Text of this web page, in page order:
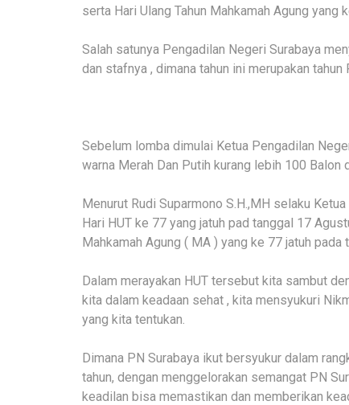
serta Hari Ulang Tahun Mahkamah Agung yang
Salah satunya Pengadilan Negeri Surabaya
dan stafnya , dimana tahun ini merupakan tahun
Sebelum lomba dimulai Ketua Pengadilan
warna Merah Dan Putih kurang lebih 100
Menurut Rudi Suparmono S.H.,MH selaku
Hari HUT ke 77 yang jatuh pad tanggal 17
Mahkamah Agung ( MA ) yang ke 77 jatuh pada
Dalam merayakan HUT tersebut kita sambut
kita dalam keadaan sehat , kita mensyukuri
yang kita tentukan.
Dimana PN Surabaya ikut bersyukur dalam
tahun, dengan menggelorakan semangat PN
keadilan bisa memastikan dan memberikan